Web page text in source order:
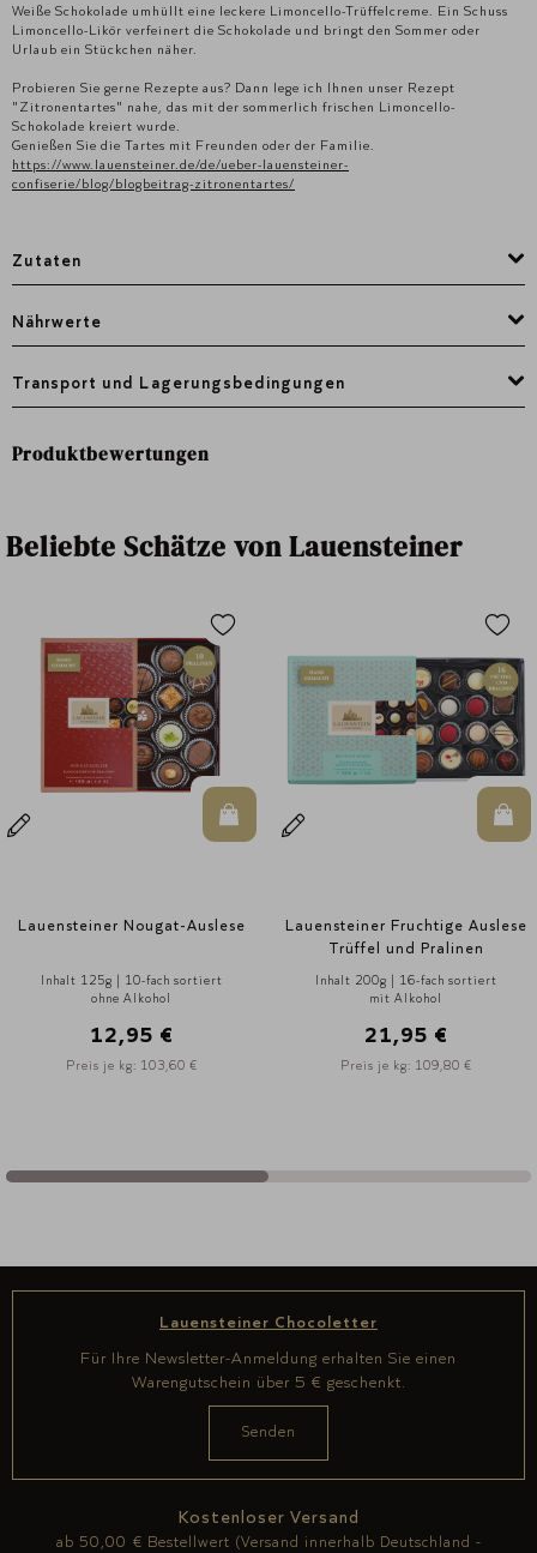
Weiße Schokolade umhüllt eine leckere Limoncello-Trüffelcreme. Ein Schuss
Limoncello-Likör verfeinert die Schokolade und bringt den Sommer oder
Urlaub ein Stückchen näher.
Probieren Sie gerne Rezepte aus? Dann lege ich Ihnen unser Rezept
"Zitronentartes" nahe, das mit der sommerlich frischen Limoncello-
Schokolade kreiert wurde.
Genießen Sie die Tartes mit Freunden oder der Familie.
https://www.lauensteiner.de/de/ueber-lauensteiner-
confiserie/blog/blogbeitrag-zitronentartes/
Zutaten
Nährwerte
Transport und Lagerungsbedingungen
Produktbewertungen
Beliebte Schätze von Lauensteiner
In den Warenkorb
Lauensteiner Nougat-Auslese
Inhalt 125g | 10-fach sortiert
ohne Alkohol
12,95 €
Preis je kg: 103,60 €
In
Lauensteiner Fruchtige Auslese
Trüffel und Pralinen
Inhalt 200g | 16-fach sortiert
mit Alkohol
21,95 €
Preis je kg: 109,80 €
Kostenloser Versand
ab 50,00 € Bestellwert (Versand innerhalb Deutschland -
Lauensteiner Chocoletter
Für Ihre Newsletter-Anmeldung erhalten Sie einen
Warengutschein über 5 € geschenkt.